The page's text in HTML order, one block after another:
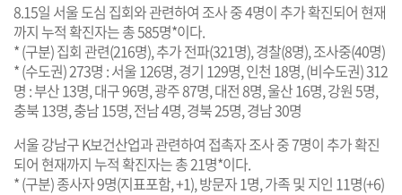
8.15일 서울 도심 집회와 관련하여 조사 중 4명이 추가 확진되어 현재
까지 누적 확진자는 총 585명*이다.
* (구분) 집회 관련(216명), 추가 전파(321명), 경찰(8명), 조사중(40명)
* (수도권) 273명 : 서울 126명, 경기 129명, 인천 18명, (비수도권) 312
명 : 부산 13명, 대구 96명, 광주 87명, 대전 8명, 울산 16명, 강원 5명,
충북 13명, 충남 15명, 전남 4명, 경북 25명, 경남 30명
서울 강남구 K보건산업과 관련하여 접촉자 조사 중 7명이 추가 확진
되어 현재까지 누적 확진자는 총 21명*이다.
* (구분) 종사자 9명(지표포함, +1), 방문자 1명, 가족 및 지인 11명(+6)